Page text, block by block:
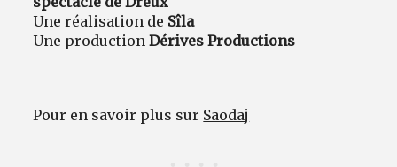
Une réalisation de Sîla
Une productionDérives Productions
Pour en savoir plus sur Saodaj